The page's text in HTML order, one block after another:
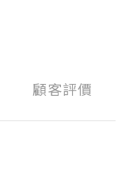
顧客評價